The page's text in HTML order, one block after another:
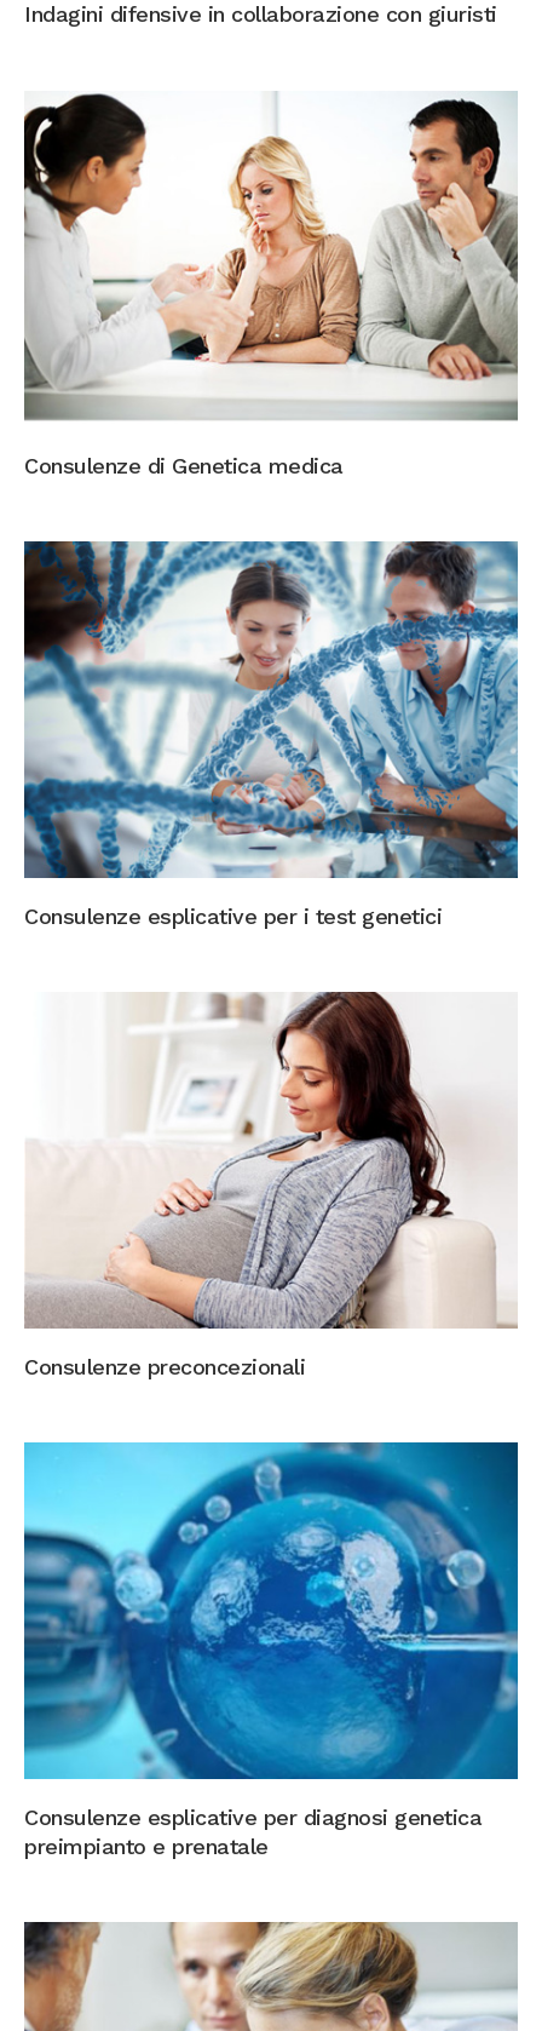
Indagini difensive in collaborazione con giuristi
Consulenze di Genetica medica
Consulenze esplicative per i test genetici
Consulenze preconcezionali
Consulenze esplicative per diagnosi genetica
preimpianto e prenatale